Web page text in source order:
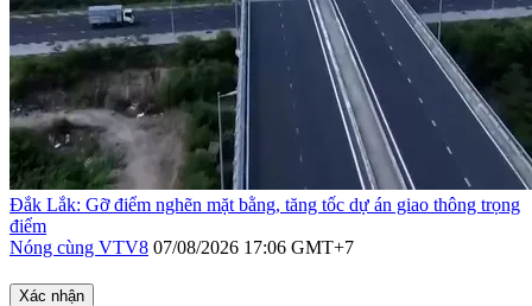
Đắk Lắk: Gỡ điểm nghẽn mặt bằng, tăng tốc dự án giao thông trọng
điểm
Nóng cùng VTV8 07/08/2026 17:06 GMT+7